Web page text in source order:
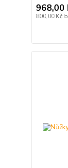
968,00
800,00 Kč